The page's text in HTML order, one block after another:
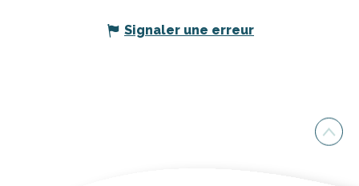
Signaler une erreur